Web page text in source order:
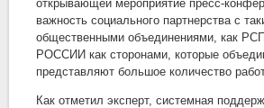
открывающей мероприятие пресс-
важность социального партнерства с
общественными объединениями, как
РОССИИ как сторонами, которые
представляют большое количество
Как отметил эксперт, системная